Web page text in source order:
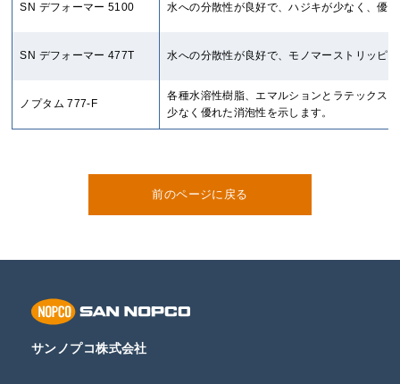
SN デフォーマー 5100 水への分散性が良好で、ハジキが少なく、優
SN デフォーマー 477T 水への分散性が良好で、モノマーストリッピ
ノプタム 777-F
各種水溶性樹脂、エマルションとラテックス
少なく優れた消泡性を示します。
前のページに戻る
サンノプコ株式会社